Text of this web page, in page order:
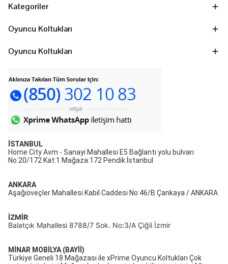
Kategoriler
Oyuncu Koltukları
Oyuncu Koltukları
İSTANBUL
Home City Avm - Sanayi Mahallesi E5 Bağlantı yolu bulvarı
No:20/172 Kat:1 Mağaza:172 Pendik İstanbul
ANKARA
Aşağıöveçler Mahallesi Kabil Caddesi No:46/B Çankaya / ANKARA
İZMİR
Balatçık Mahallesi 8788/7 Sok. No:3/A Çiğli İzmir
MİNAR MOBİLYA (BAYİİ)
Türkiye Geneli 18 Mağazası ile xPrime Oyuncu Koltukları Çok